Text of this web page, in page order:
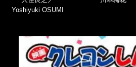
Yoshiyuki OSUMI